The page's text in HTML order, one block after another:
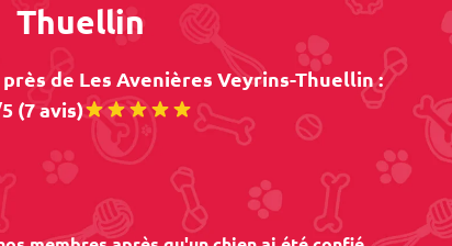
Thuellin
de Les Avenières Veyrins-Thuellin :
(7 avis)